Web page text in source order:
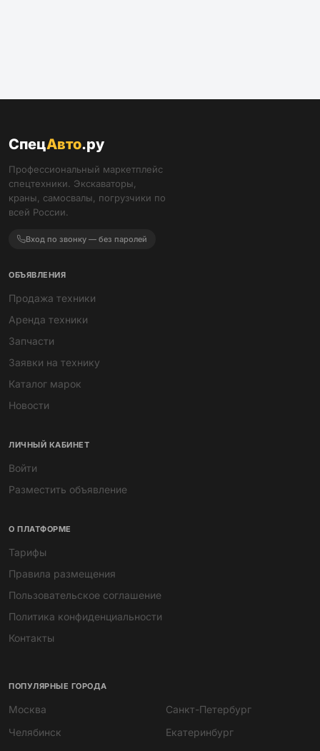
СпецАвто.ру
Профессиональный маркетплейс
спецтехники. Экскаваторы,
краны, самосвалы, погрузчики по
всей России.
Вход по звонку — без паролей
ОБЪЯВЛЕНИЯ
Продажа техники
Аренда техники
Запчасти
Заявки на технику
Каталог марок
Новости
ЛИЧНЫЙ КАБИНЕТ
Войти
Разместить объявление
О ПЛАТФОРМЕ
Тарифы
Правила размещения
Пользовательское соглашение
Политика конфиденциальности
Контакты
ПОПУЛЯРНЫЕ ГОРОДА
Москва
Санкт-Петербург
Челябинск
Екатеринбург